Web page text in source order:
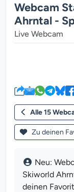
Webcam
Ahrntal -
Live Webcam
Alle 15
Zu deinen
Neu:
Skiworld
deinen